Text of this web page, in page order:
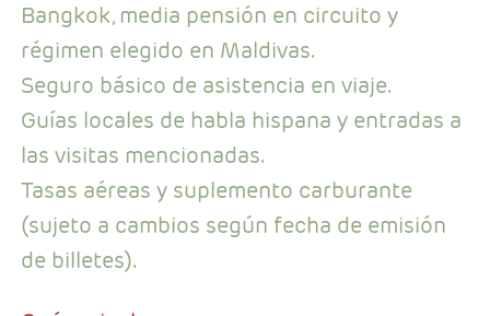
Bangkok, media pensión en circuito y
régimen elegido en Maldivas.
Seguro básico de asistencia en viaje.
Guías locales de habla hispana y entradas a
las visitas mencionadas.
Tasas aéreas y suplemento carburante
(sujeto a cambios según fecha de emisión
de billetes).